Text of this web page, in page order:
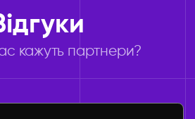
кажуть партнери?